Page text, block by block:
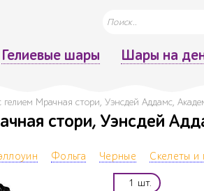
Гелиевые шары Шары на
Мрачная стори, Уэнсдей Аддамс,
стори, Уэнсдей
Фольга Черные Скелеты и
1 шт.